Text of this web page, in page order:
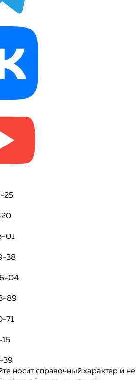
25
20
01
38
04
89
71
15
39
носит справочный характер и не